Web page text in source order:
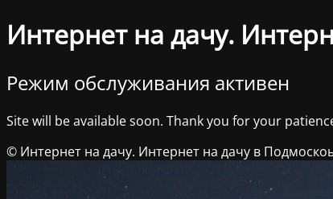
Интернет на дачу.
Режим обслуживания активен
Site will be available soon. Thank you for your
© Интернет на дачу. Интернет на дачу в